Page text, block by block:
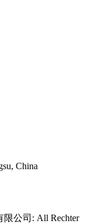
China
限公司: All Rechter